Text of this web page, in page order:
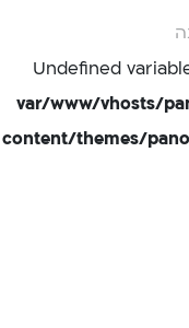
/var/www/vhosts/
content/themes/